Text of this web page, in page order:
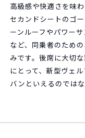
高級感や快適さを味
セカンドシートのゴ
ーンルーフやパワー
など、同乗者のため
みです。後席に大切
にとって、新型ヴェ
バンといえるのではな